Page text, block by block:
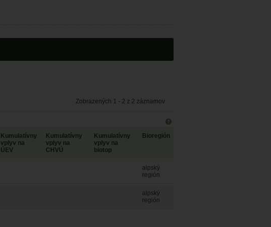
Zobrazených 1 - 2 z 2 záznamov
Kumulatívny
vplyv na
ÚEV
Kumulatívny
vplyv na
CHVÚ
Kumulatívny
vplyv na
biotop
Bioregión
alpský
región
alpský
región